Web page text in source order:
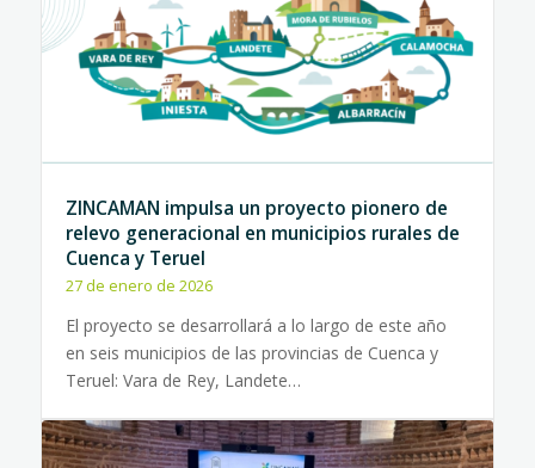
ZINCAMAN impulsa un proyecto pionero de
relevo generacional en municipios rurales de
Cuenca y Teruel
27 de enero de 2026
El proyecto se desarrollará a lo largo de este año
en seis municipios de las provincias de Cuenca y
Teruel: Vara de Rey, Landete…